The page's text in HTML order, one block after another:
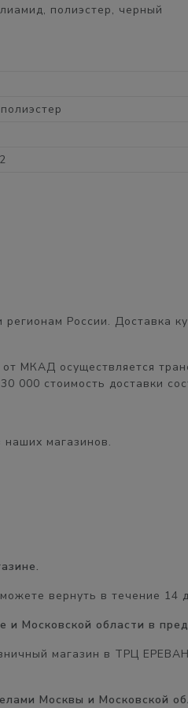
полиэстер, черный
России. Доставка
от МКАД осуществляется
000 стоимость доставки
наших магазинов.
вернуть в течение 14
и Московской области в
магазин в ТРЦ
Москвы и Московской